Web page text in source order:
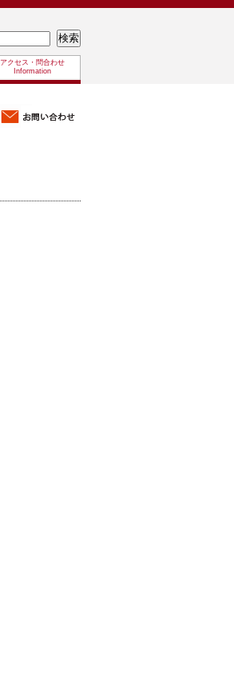
アクセス・問合わせ
Information